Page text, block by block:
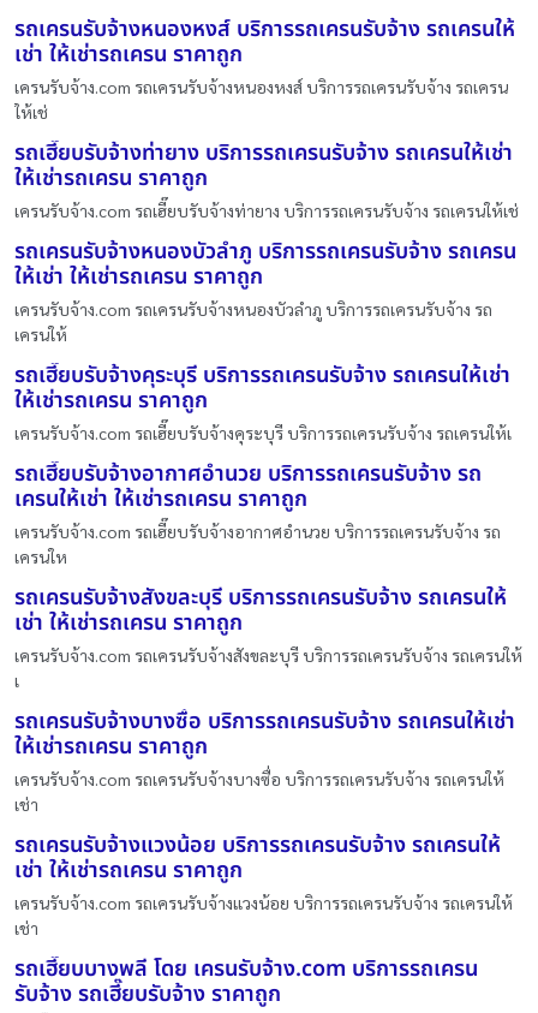
รถเครนรับจ้างหนองหงส์ บริการรถเครนรับจ้าง รถเครนให้
เช่า ให้เช่ารถเครน ราคาถูก
เครนรับจ้าง.com รถเครนรับจ้างหนองหงส์ บริการรถเครนรับจ้าง รถเครน
ให้เช่
รถเฮี๊ยบรับจ้างท่ายาง บริการรถเครนรับจ้าง รถเครนให้เช่า
ให้เช่ารถเครน ราคาถูก
เครนรับจ้าง.com รถเฮี๊ยบรับจ้างท่ายาง บริการรถเครนรับจ้าง รถเครนให้เช่
รถเครนรับจ้างหนองบัวลำภู บริการรถเครนรับจ้าง รถเครน
ให้เช่า ให้เช่ารถเครน ราคาถูก
เครนรับจ้าง.com รถเครนรับจ้างหนองบัวลำภู บริการรถเครนรับจ้าง รถ
เครนให้
รถเฮี๊ยบรับจ้างคุระบุรี บริการรถเครนรับจ้าง รถเครนให้เช่า
ให้เช่ารถเครน ราคาถูก
เครนรับจ้าง.com รถเฮี๊ยบรับจ้างคุระบุรี บริการรถเครนรับจ้าง รถเครนให้เ
รถเฮี๊ยบรับจ้างอากาศอำนวย บริการรถเครนรับจ้าง รถ
เครนให้เช่า ให้เช่ารถเครน ราคาถูก
เครนรับจ้าง.com รถเฮี๊ยบรับจ้างอากาศอำนวย บริการรถเครนรับจ้าง รถ
เครนให
รถเครนรับจ้างสังขละบุรี บริการรถเครนรับจ้าง รถเครนให้
เช่า ให้เช่ารถเครน ราคาถูก
เครนรับจ้าง.com รถเครนรับจ้างสังขละบุรี บริการรถเครนรับจ้าง รถเครนให้
เ
รถเครนรับจ้างบางซื่อ บริการรถเครนรับจ้าง รถเครนให้เช่า
ให้เช่ารถเครน ราคาถูก
เครนรับจ้าง.com รถเครนรับจ้างบางซื่อ บริการรถเครนรับจ้าง รถเครนให้
เช่า
รถเครนรับจ้างแวงน้อย บริการรถเครนรับจ้าง รถเครนให้
เช่า ให้เช่ารถเครน ราคาถูก
เครนรับจ้าง.com รถเครนรับจ้างแวงน้อย บริการรถเครนรับจ้าง รถเครนให้
เช่า
รถเฮี๊ยบบางพลี โดย เครนรับจ้าง.com บริการรถเครน
รับจ้าง รถเฮี๊ยบรับจ้าง ราคาถูก